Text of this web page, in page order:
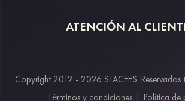
Devoluciones y reembolsos
ATENCIÓN AL
Métodos de pago
Copyright 2012 - 2026 STACEES. Reservados
Términos y condiciones | Política de